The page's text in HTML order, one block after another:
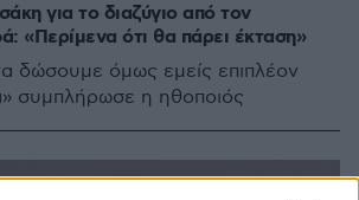
για το διαζύγιο από τον
«Περίμενα ότι θα πάρει έκταση»
δώσουμε όμως εμείς επιπλέον
συμπλήρωσε η ηθοποιός